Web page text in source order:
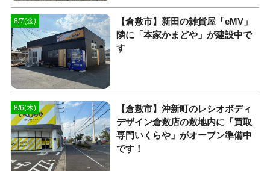
8/7(金)
【倉敷市】新田の雑貨屋「eMV」
隣に「本家かまどや」が建設中で
す
8/6(木)
【倉敷市】沖新町のレシオボディ
デザイン倉敷店の敷地内に「買取
専門いくらや」がオープン準備中
です！